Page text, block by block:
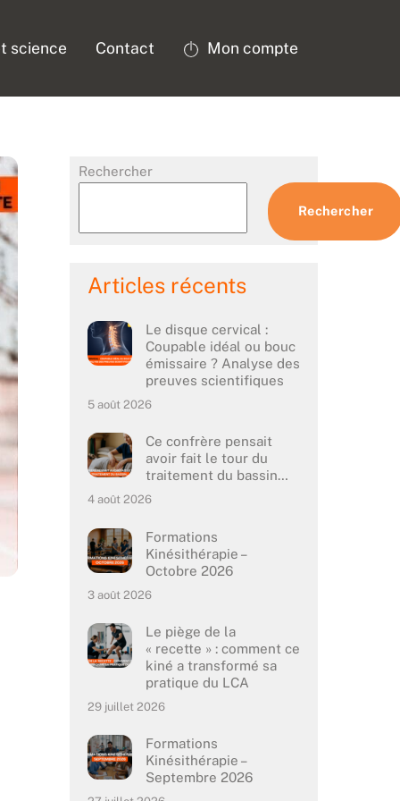
science Contact Mon compte
Rechercher
Rechercher
Articles récents
Le disque cervical :
Coupable idéal ou bouc
émissaire ? Analyse des
preuves scientifiques
5 août 2026
Ce confrère pensait
avoir fait le tour du
traitement du bassin…
4 août 2026
Formations
Kinésithérapie –
Octobre 2026
3 août 2026
Le piège de la
« recette » : comment ce
kiné a transformé sa
pratique du LCA
29 juillet 2026
Formations
Kinésithérapie –
Septembre 2026